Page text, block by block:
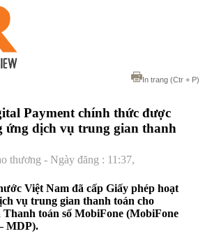
In trang (Ctr + P)
Payment chính thức được
ứng dịch vụ trung gian thanh
thương - Ngày đăng : 11:37,
Việt Nam đã cấp Giấy phép hoạt
vụ trung gian thanh toán cho
toán số MobiFone (MobiFone
MDP).